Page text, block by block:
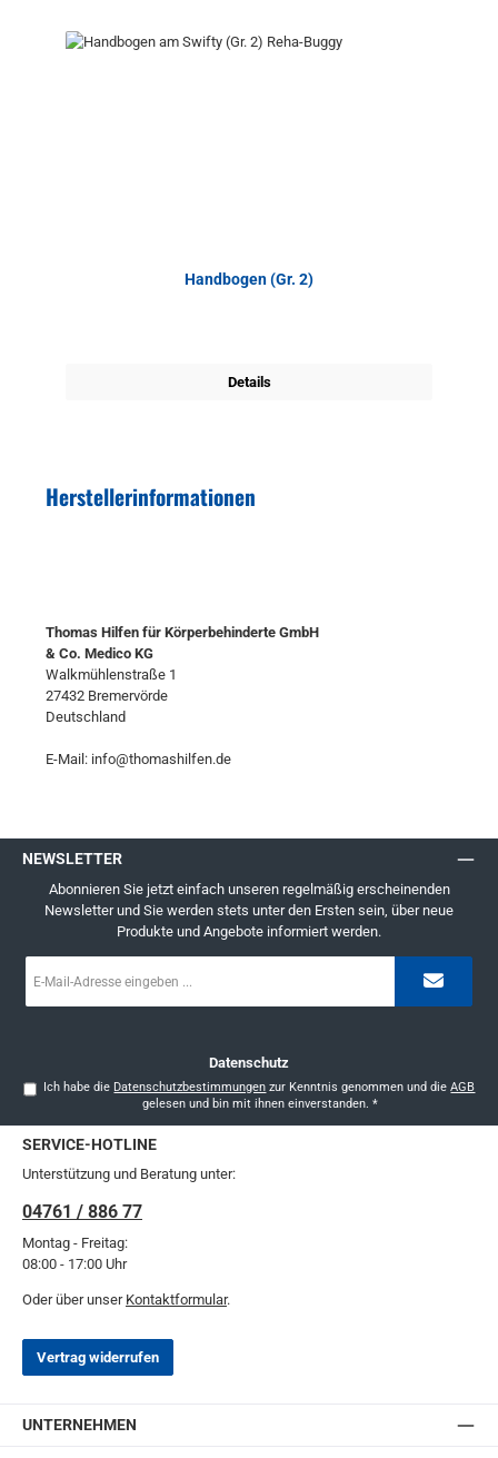
Handbogen (Gr. 2)
Details
Herstellerinformationen
Thomas Hilfen für Körperbehinderte GmbH
& Co. Medico KG
Walkmühlenstraße 1
27432 Bremervörde
Deutschland
E-Mail: info@thomashilfen.de
NEWSLETTER
Abonnieren Sie jetzt einfach unseren regelmäßig erscheinenden
Newsletter und Sie werden stets unter den Ersten sein, über neue
Produkte und Angebote informiert werden.
Mail-
Datenschutz
Ich habe die Datenschutzbestimmungen zur Kenntnis genommen und dieAGB
gelesen und bin mit ihnen einverstanden. *
SERVICE-HOTLINE
Unterstützung und Beratung unter:
04761 / 886 77
Montag - Freitag:
08:00 - 17:00 Uhr
Oder über unser Kontaktformular.
Vertrag widerrufen
UNTERNEHMEN